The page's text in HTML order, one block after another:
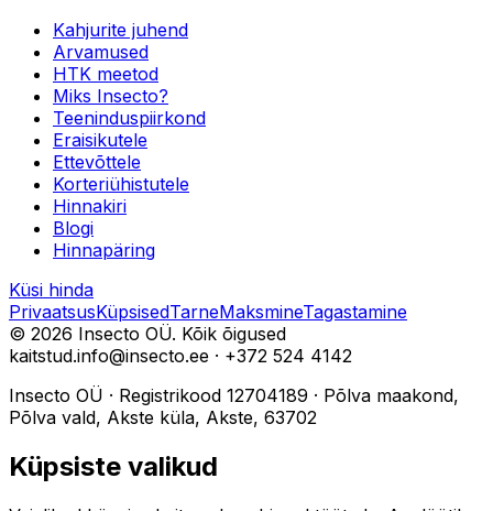
Kahjurite juhend
Arvamused
HTK meetod
Miks Insecto?
Teeninduspiirkond
Eraisikutele
Ettevõttele
Korteriühistutele
Hinnakiri
Blogi
Hinnapäring
Küsi hinda
PrivaatsusKüpsisedTarneMaksmineTagastamine
© 2026 Insecto OÜ. Kõik õigused
kaitstud.info@insecto.ee · +372 524 4142
Insecto OÜ · Registrikood 12704189 · Põlva maakond,
Põlva vald, Akste küla, Akste, 63702
Küpsiste valikud